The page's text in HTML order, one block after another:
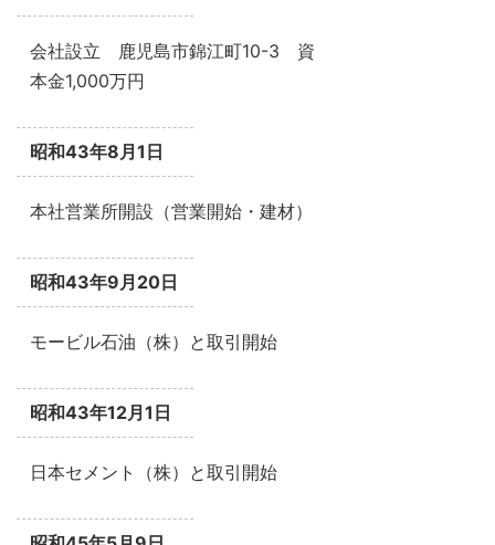
会社設立 鹿児島市錦江町10-3 資
本金1,000万円
昭和43年8月1日
本社営業所開設（営業開始・建材）
昭和43年9月20日
モービル石油（株）と取引開始
昭和43年12月1日
日本セメント（株）と取引開始